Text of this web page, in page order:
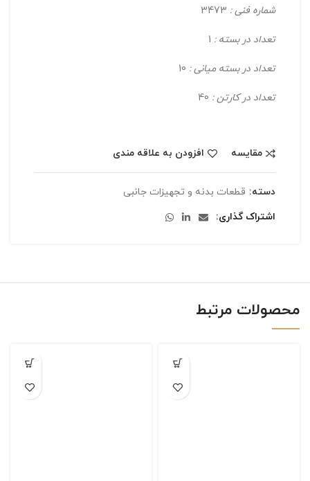
شماره فنی :
تعداد در بسته :
تعداد در بسته میانی :
تعداد در کارتن :
مقایسه افزودن به علاقه مندی
دسته: قطعات بدنه و تجهیزات جانبی
اشتراک گذاری
محصولات مرتبط